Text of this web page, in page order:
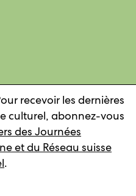
culturel
de confidentialité
recevoir les dernières
culturel, abonnez-vous
des Journées
et du Réseau suisse
.